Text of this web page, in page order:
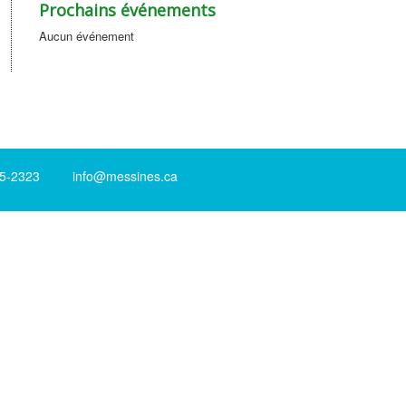
Prochains événements
Aucun événement
info@messines.ca